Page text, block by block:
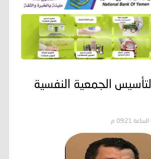
الذكرى 35 لتأسيس الجمعية النفسية